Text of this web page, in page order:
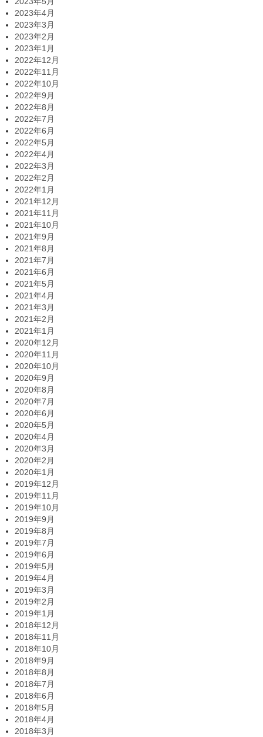
2023年4月
2023年3月
2023年2月
2023年1月
2022年12月
2022年11月
2022年10月
2022年9月
2022年8月
2022年7月
2022年6月
2022年5月
2022年4月
2022年3月
2022年2月
2022年1月
2021年12月
2021年11月
2021年10月
2021年9月
2021年8月
2021年7月
2021年6月
2021年5月
2021年4月
2021年3月
2021年2月
2021年1月
2020年12月
2020年11月
2020年10月
2020年9月
2020年8月
2020年7月
2020年6月
2020年5月
2020年4月
2020年3月
2020年2月
2020年1月
2019年12月
2019年11月
2019年10月
2019年9月
2019年8月
2019年7月
2019年6月
2019年5月
2019年4月
2019年3月
2019年2月
2019年1月
2018年12月
2018年11月
2018年10月
2018年9月
2018年8月
2018年7月
2018年6月
2018年5月
2018年4月
2018年3月